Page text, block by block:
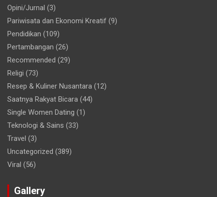
Opini/Jurnal (3)
Pariwisata dan Ekonomi Kreatif (9)
Pendidikan (109)
Pertambangan (26)
Recommended (29)
Religi (73)
Resep & Kuliner Nusantara (12)
Saatnya Rakyat Bicara (44)
Single Women Dating (1)
Teknologi & Sains (33)
Travel (3)
Uncategorized (389)
Viral (56)
Gallery